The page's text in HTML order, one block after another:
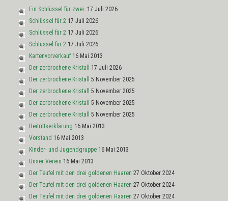
Ein Schlüssel für zwei. 17 Juli 2026
Schlüssel für 2 17 Juli 2026
Schlüssel für 2 17 Juli 2026
Schlüssel für 2 17 Juli 2026
Kartenvorverkauf 16 Mai 2013
Der zerbrochene Kristall
17 Juli 2026
Der zerbrochene Kristall
5 November 2025
Der zerbrochene Kristall
5 November 2025
Der zerbrochene Kristall
5 November 2025
Der zerbrochene Kristall
5 November 2025
Beitrittserklärung 16 Mai 2013
Vorstand 16 Mai 2013
Kinder- und Jugendgruppe 16 Mai 2013
Unser Verein 16 Mai 2013
Der Teufel mit den drei goldenen Haaren 27 Oktober 2024
Der Teufel mit den drei goldenen Haaren 27 Oktober 2024
Der Teufel mit den drei goldenen Haaren 27 Oktober 2024